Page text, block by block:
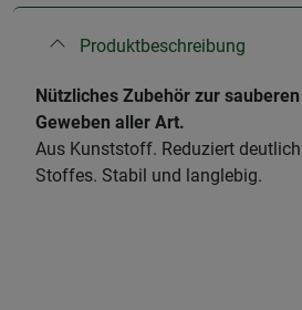
Produktbeschreibung
Nützliches Zubehör zur
Geweben aller Art.
Aus Kunststoff. Reduziert
Stoffes. Stabil und langlebig.